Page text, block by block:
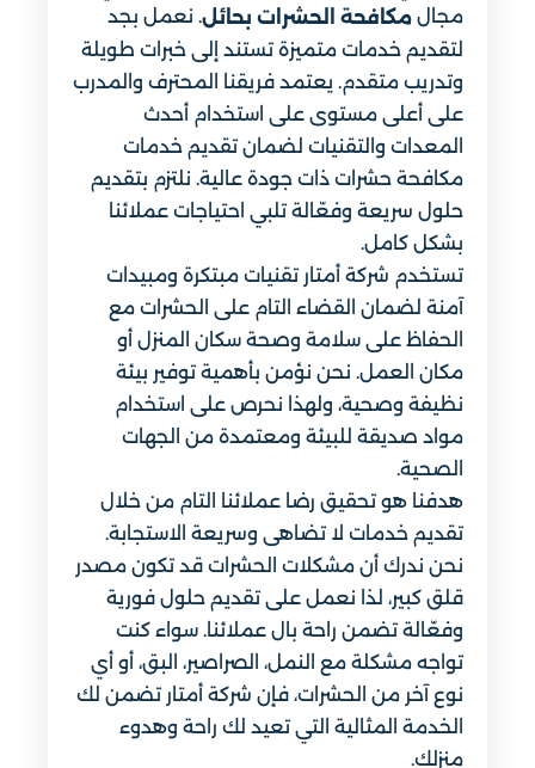
مجال مكافحة الحشرات بحائل. نعمل بجد
لتقديم خدمات متميزة تستند إلى خبرات طويلة
وتدريب متقدم. يعتمد فريقنا المحترف والمدرب
على أعلى مستوى على استخدام أحدث
المعدات والتقنيات لضمان تقديم خدمات
مكافحة حشرات ذات جودة عالية. نلتزم بتقديم
حلول سريعة وفعّالة تلبي احتياجات عملائنا
بشكل كامل.
تستخدم شركة أمتار تقنيات مبتكرة ومبيدات
آمنة لضمان القضاء التام على الحشرات مع
الحفاظ على سلامة وصحة سكان المنزل أو
مكان العمل. نحن نؤمن بأهمية توفير بيئة
نظيفة وصحية، ولهذا نحرص على استخدام
مواد صديقة للبيئة ومعتمدة من الجهات
الصحية.
هدفنا هو تحقيق رضا عملائنا التام من خلال
تقديم خدمات لا تضاهى وسريعة الاستجابة.
نحن ندرك أن مشكلات الحشرات قد تكون مصدر
قلق كبير، لذا نعمل على تقديم حلول فورية
وفعّالة تضمن راحة بال عملائنا. سواء كنت
تواجه مشكلة مع النمل، الصراصير، البق، أو أي
نوع آخر من الحشرات، فإن شركة أمتار تضمن لك
الخدمة المثالية التي تعيد لك راحة وهدوء
منزلك.